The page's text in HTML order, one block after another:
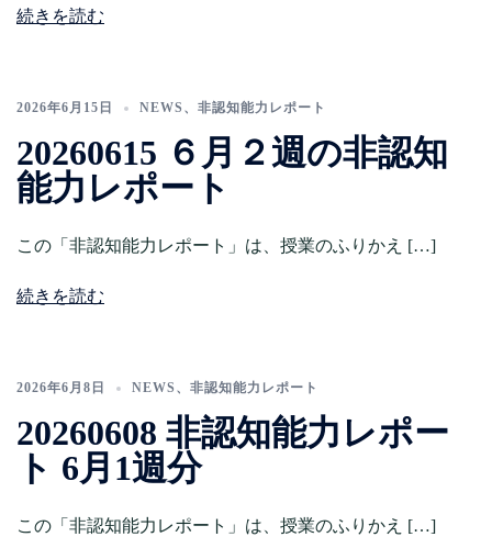
続きを読む
2026年6月15日 NEWS 、 非認知能力レポート
20260615 ６月２週の非認知
能力レポート
この「非認知能力レポート」は、授業のふりかえ […]
続きを読む
2026年6月8日 NEWS 、 非認知能力レポート
20260608 非認知能力レポー
ト 6月1週分
この「非認知能力レポート」は、授業のふりかえ […]